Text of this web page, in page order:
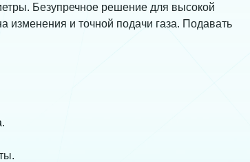
Безупречное решение для высокой
изменения и точной подачи газа. Подавать